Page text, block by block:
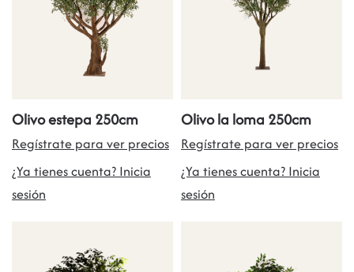
Olivo estepa 250cm
Regístrate para ver precios
¿Ya tienes cuenta? Inicia
sesión
Olivo la loma 250cm
Regístrate para ver precios
¿Ya tienes cuenta? Inicia
sesión